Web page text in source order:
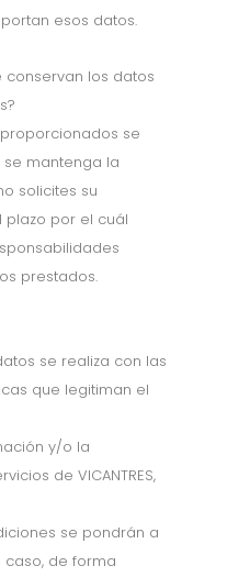
esos datos.
conservan los datos
se
mantenga la
solicites su
plazo por el cuál
prestados.
se realiza con las
que legitiman el
y/o la
de VICANTRES,
se pondrán a
de forma